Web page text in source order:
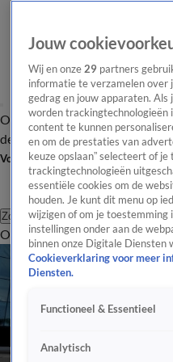
OverzichtAfleveringen
de redactieNieuwsbrief
Volg Shownieuws
Zoeken
OverzichtEntertainment
Jouw
Wij en onze 29 partners
informatie te verzamelen over
gedrag en jouw apparaten. Als
worden trackingtechnologieën
content te kunnen
en om de prestaties van
keuze opslaan” selecteert of
trackingtechnologieën
essentiële cookies om de
houden. Je kunt dit menu op
wijzigen of om je toestemming
instellingen onder aan de
binnen onze Digitale Diensten
Cookieverklaring voor meer
Diensten.
Functioneel & Essentieel
Analytisch